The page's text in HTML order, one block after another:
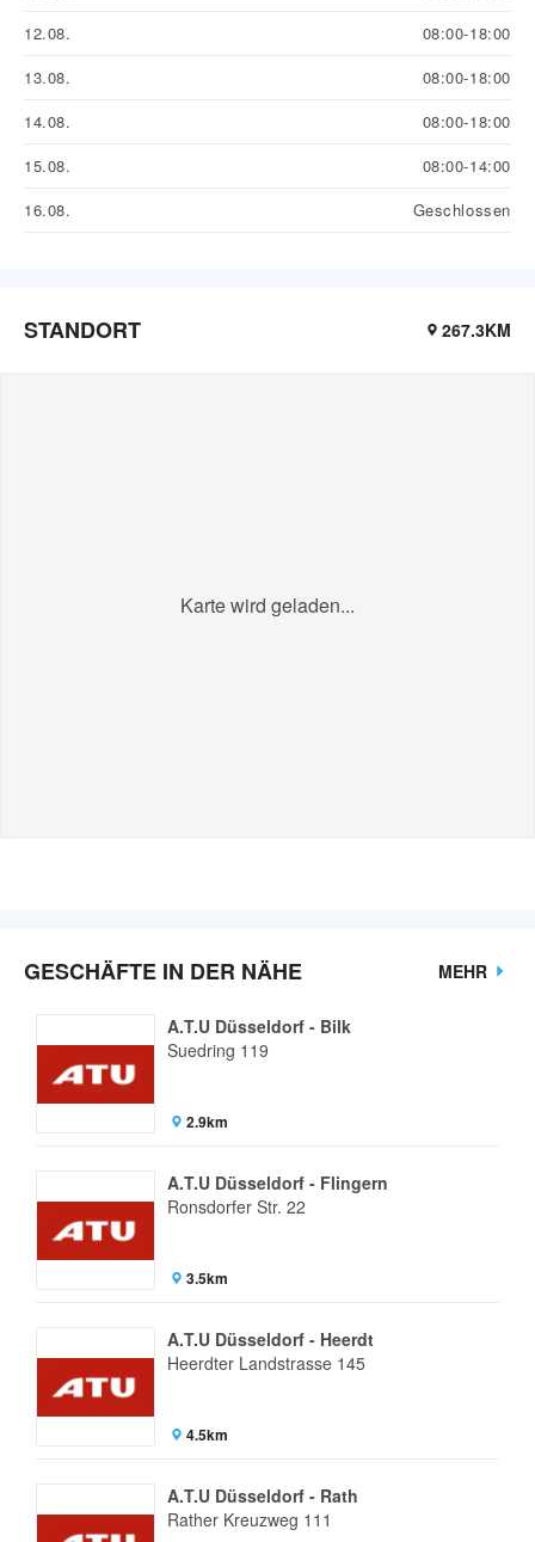
12.08.
08:00-18:00
13.08.
08:00-18:00
14.08.
08:00-18:00
15.08.
08:00-14:00
16.08.
Geschlossen
STANDORT 267.3KM
Karte wird geladen...
GESCHÄFTE IN DER NÄHE MEHR
A.T.U Düsseldorf - Bilk
Suedring 119
2.9km
A.T.U Düsseldorf - Flingern
Ronsdorfer Str. 22
3.5km
A.T.U Düsseldorf - Heerdt
Heerdter Landstrasse 145
4.5km
A.T.U Düsseldorf - Rath
Rather Kreuzweg 111